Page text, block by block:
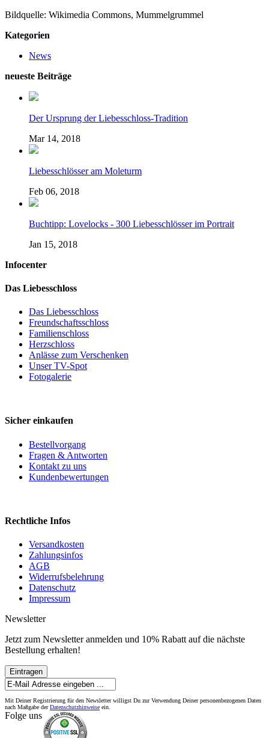
Bildquelle: Wikimedia Commons, Mummelgrummel
Kategorien
News
neueste Beiträge
Der Ursprung der Liebesschloss-Tradition
Mar 14, 2018
Liebesschlösser am Moleturm
Feb 06, 2018
Buchtipp: Lovelocks - 300 Liebesschlösser im Portrait
Jan 15, 2018
Infocenter
Das Liebesschloss
Das Liebesschloss
Freundschaftsschloss
Familienschloss
Herzschloss
Anlässe zum Verschenken
Unser TV-Spot
Fotogalerie
Sicher einkaufen
Bestellvorgang
Fragen & Antworten
Kontakt zu uns
Kundenbewertungen
Rechtliche Infos
Versandkosten
Zahlungsinfos
AGB
Widerrufsbelehrung
Datenschutz
Impressum
Newsletter
Jetzt zum Newsletter anmelden und 10% Rabatt auf die nächste
Bestellung erhalten!
Eintragen
Mit Deiner Registrierung für den Newsletter willigst Du zur Verwendung Deiner personenbezogenen Daten
nach Maßgabe derDatenschutzhinweise ein.
Folge uns